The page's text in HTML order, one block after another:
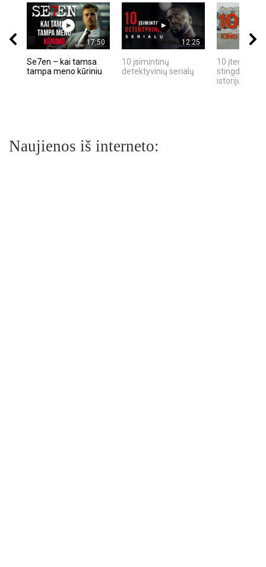
17:50
Se7en – kai tamsa
tampa meno kūriniu
12:25
10 įsimintinų
detektyvinių serialų
10 įtemptų,
stingdančių
istorijų
Naujienos iš interneto: